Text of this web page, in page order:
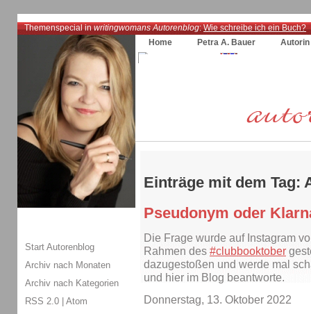
Themenspecial inwritingwomans Autorenblog:Wie schreibe ich ein Buch?
Home
Petra A. Bauer Autorin
Einträge mit dem Tag:
Pseudonym oder
Die Frage wurde auf Instagram
Rahmen des #clubbooktober
dazugestoßen und werde mal
und hier im Blog beantworte.
Donnerstag, 13. Oktober 2022
Start Autorenblog
Archiv nach Monaten
Archiv nach Kategorien
RSS 2.0 | Atom